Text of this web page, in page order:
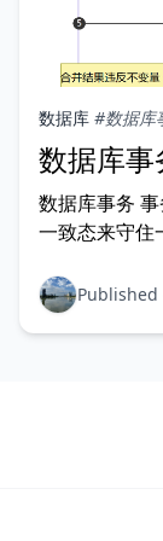
数据库 #数据库
数据库事
数据库事务
一致态来守住
Published